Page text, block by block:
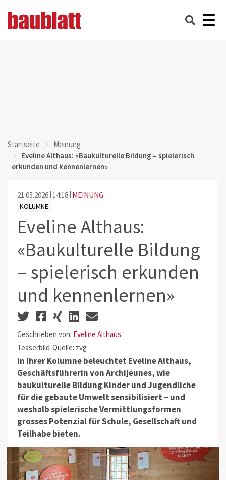
Startseite
Meinung
Eveline Althaus: «Baukulturelle Bildung – spielerisch
erkunden und kennenlernen»
21.05.2026 14:18 MEINUNG
KOLUMNE
Eveline Althaus:
«Baukulturelle Bildung
– spielerisch erkunden
und kennenlernen»
Geschrieben von: Eveline Althaus
Teaserbild-Quelle: zvg
In ihrer Kolumne beleuchtet Eveline Althaus,
Geschäftsführerin von Archijeunes, wie
baukulturelle Bildung Kinder und Jugendliche
für die gebaute Umwelt sensibilisiert – und
weshalb spielerische Vermittlungsformen
grosses Potenzial für Schule, Gesellschaft und
Teilhabe bieten.